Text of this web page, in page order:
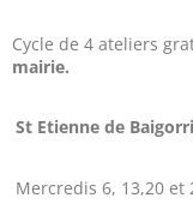
Cycle de 4 ateliers
mairie.
St Etienne de Baigorri
Mercredis 6, 13,20 et